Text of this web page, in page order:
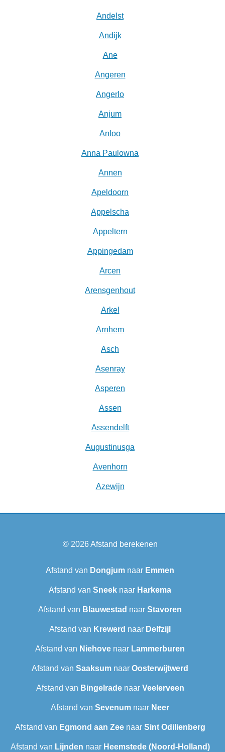
Andelst
Andijk
Ane
Angeren
Angerlo
Anjum
Anloo
Anna Paulowna
Annen
Apeldoorn
Appelscha
Appeltern
Appingedam
Arcen
Arensgenhout
Arkel
Arnhem
Asch
Asenray
Asperen
Assen
Assendelft
Augustinusga
Avenhorn
Azewijn
© 2026Afstand berekenen
Afstand van Dongjum naar Emmen
Afstand van Sneek‎ naar Harkema
Afstand van Blauwestad naar Stavoren
Afstand van Krewerd naar Delfzijl
Afstand van Niehove naar Lammerburen
Afstand van Saaksum naar Oosterwijtwerd
Afstand van Bingelradenaar Veelerveen
Afstand van Sevenum naar Neer
Afstand van Egmond aan Zeenaar Sint Odilienberg
Afstand van Lijnden naar Heemstede (Noord-Holland)